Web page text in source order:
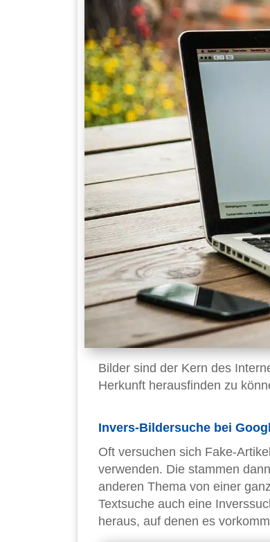
Bilder sind der Kern des
Herkunft herausfinden zu
Invers-Bildersuche bei
Oft versuchen sich Fake-
verwenden. Die stammen
anderen Thema von einer
Textsuche auch eine
heraus, auf denen es